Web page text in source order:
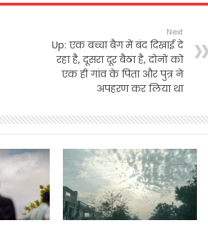
Next
Up: एक बच्चा बैग में बंद दिखाई दे
रहा है, दूसरा दूर बैठा है, दोनों को
एक ही गांव के पिता और पुत्र ने
अपहरण कर लिया था